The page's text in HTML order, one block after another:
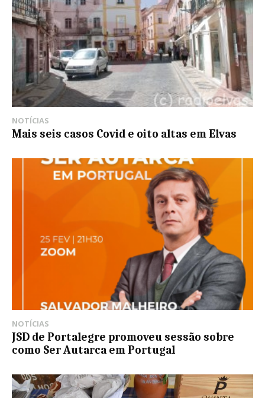
NOTÍCIAS
Mais seis casos Covid e oito altas em Elvas
NOTÍCIAS
JSD de Portalegre promoveu sessão sobre
como Ser Autarca em Portugal